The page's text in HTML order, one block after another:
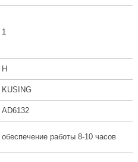
1
H
KUSING
AD6132
обеспечение работы 8-10 часов